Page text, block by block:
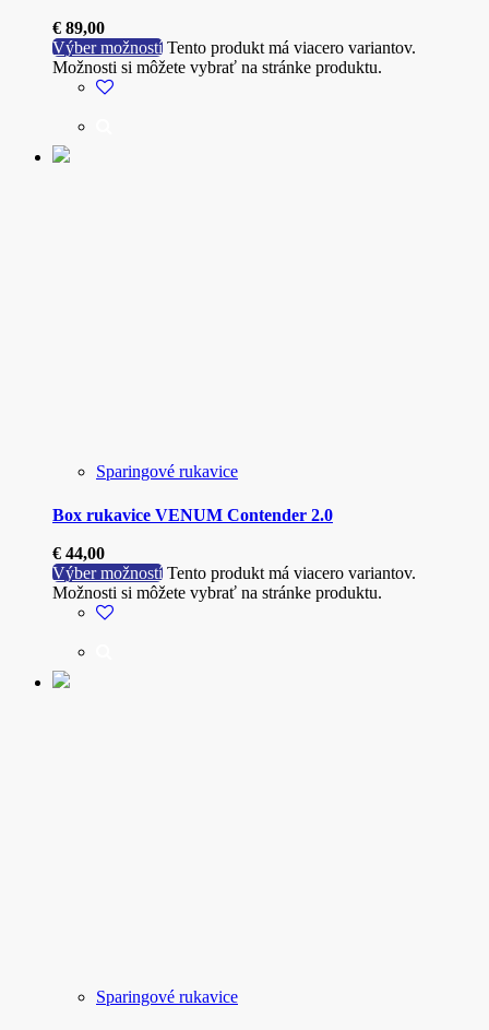
€ 89,00
Výber možností Tento produkt má viacero variantov.
Možnosti si môžete vybrať na stránke produktu.
Sparingové rukavice
Box rukavice VENUM Contender 2.0
€ 44,00
Výber možností Tento produkt má viacero variantov.
Možnosti si môžete vybrať na stránke produktu.
Sparingové rukavice